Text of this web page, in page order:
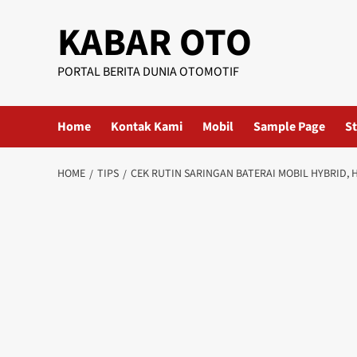
KABAR OTO
PORTAL BERITA DUNIA OTOMOTIF
Home Kontak Kami Mobil Sample Page
HOME TIPS CEK RUTIN SARINGAN BATERAI MOBIL HYBRID,